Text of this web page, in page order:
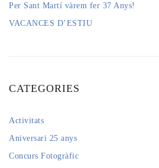
Per Sant Martí vàrem fer 37 Anys!
VACANCES D’ESTIU
CATEGORIES
Activitats
Aniversari 25 anys
Concurs Fotogràfic